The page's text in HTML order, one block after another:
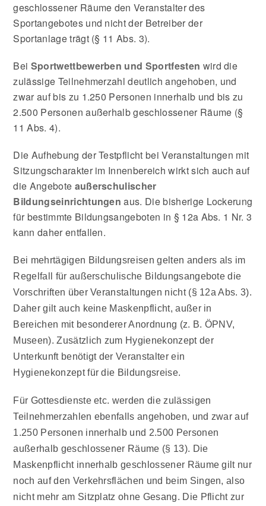
geschlossener Räume den Veranstalter des
Sportangebotes und nicht der Betreiber der
Sportanlage trägt (§ 11 Abs. 3).
Bei Sportwettbewerben und Sportfesten wird die
zulässige Teilnehmerzahl deutlich angehoben, und
zwar auf bis zu 1.250 Personen innerhalb und bis zu
2.500 Personen außerhalb geschlossener Räume (§
11 Abs. 4).
Die Aufhebung der Testpflicht bei Veranstaltungen mit
Sitzungscharakter im Innenbereich wirkt sich auch auf
die Angebote außerschulischer
Bildungseinrichtungenaus. Die bisherige Lockerung
für bestimmte Bildungsangeboten in § 12a Abs. 1 Nr. 3
kann daher entfallen.
Bei mehrtägigen Bildungsreisengelten anders als im
Regelfall für außerschulische Bildungsangebote die
Vorschriften über Veranstaltungen nicht (§ 12a Abs. 3).
Daher gilt auch keine Maskenpflicht, außer in
Bereichen mit besonderer Anordnung (z. B. ÖPNV,
Museen). Zusätzlich zum Hygienekonzept der
Unterkunft benötigt der Veranstalter ein
Hygienekonzept für die Bildungsreise.
Für Gottesdiensteetc. werden die zulässigen
Teilnehmerzahlen ebenfalls angehoben, und zwar auf
1.250 Personen innerhalb und 2.500 Personen
außerhalb geschlossener Räume (§ 13). Die
Maskenpflicht innerhalb geschlossener Räume gilt nur
noch auf den Verkehrsflächen und beim Singen, also
nicht mehr am Sitzplatz ohne Gesang. Die Pflicht zur